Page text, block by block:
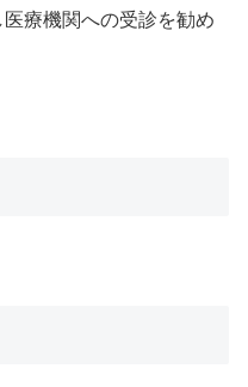
療機関への受診を勧め